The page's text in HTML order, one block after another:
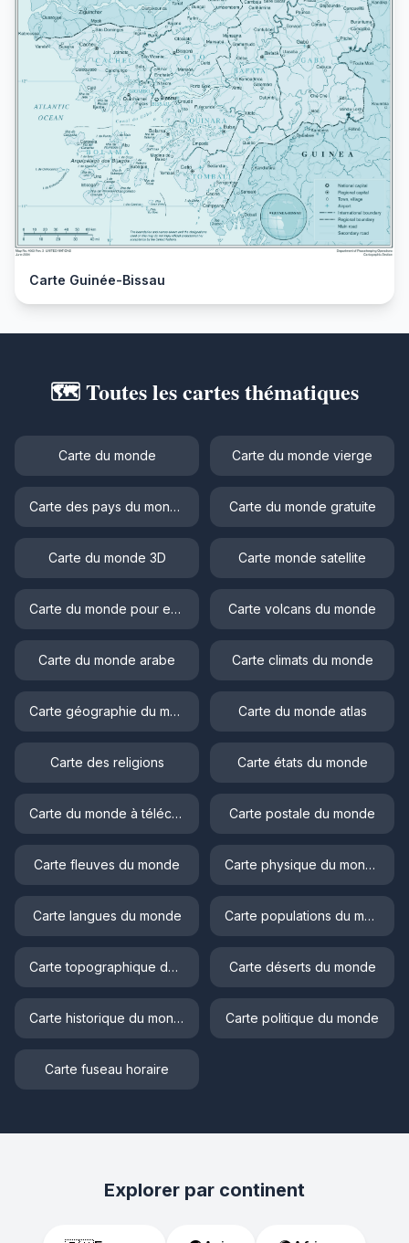
Carte Guinée-Bissau
🗺️ Toutes les cartes thématiques
Carte du monde Carte du monde vierge
Carte des pays du monde Carte du monde gratuite
Carte du monde 3D Carte monde satellite
Carte du monde pour enfant Carte volcans du monde
Carte du monde arabe Carte climats du monde
Carte géographie du monde Carte du monde atlas
Carte des religions Carte états du monde
Carte du monde à télécharger Carte postale du monde
Carte fleuves du monde Carte physique du monde
Carte langues du monde Carte populations du monde
Carte topographique du monde Carte déserts du monde
Carte historique du monde Carte politique du monde
Carte fuseau horaire
Explorer par continent